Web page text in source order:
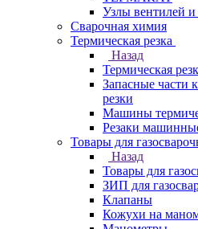
Узлы вентилей
Сварочная химия
Термическая резка
Назад
Термическая
Запасные части
резки
Машины
Резаки
Товары для
Назад
Товары для
ЗИП для
Клапаны
Кожухи на